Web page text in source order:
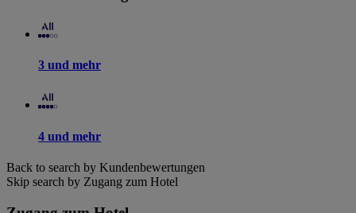
3 und mehr
4 und mehr
Back to search by Kundenbewertungen
Skip search by Zugang zum Hotel